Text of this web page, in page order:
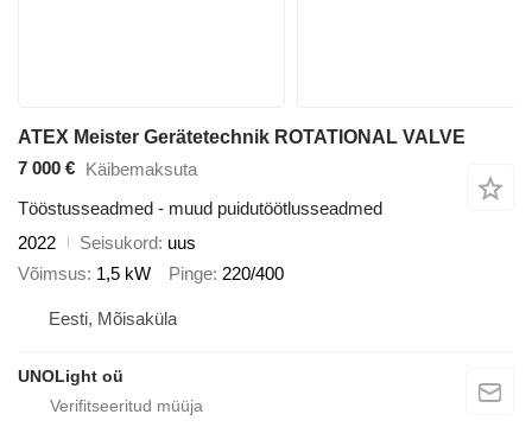
ATEX Meister Gerätetechnik ROTATIONAL VALVE
7 000 € Käibemaksuta
Tööstusseadmed - muud puidutöötlusseadmed
2022
Seisukord uus
Võimsus 1,5 kW Pinge 220/400
Eesti, Mõisaküla
UNOLight oü